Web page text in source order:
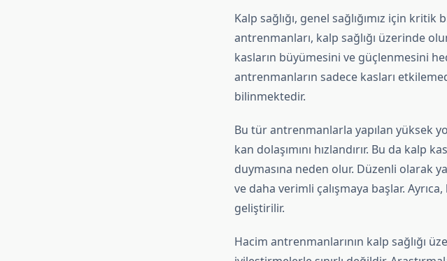
Kalp sağlığı, genel sağlığımız için
antrenmanları, kalp sağlığı üzerinde
kasların büyümesini ve güçlenmesini
antrenmanların sadece kasları
bilinmektedir.
Bu tür antrenmanlarla yapılan yüksek
kan dolaşımını hızlandırır. Bu da kalp
duymasına neden olur. Düzenli olarak
ve daha verimli çalışmaya başlar.
geliştirilir.
Hacim antrenmanlarının kalp sağlığı